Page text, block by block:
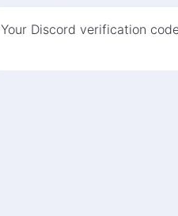
Your Discord verification